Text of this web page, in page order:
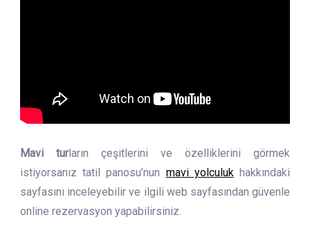
Mavi turların çeşitlerini ve özelliklerini görmek
istiyorsanız tatil panosu’nun mavi yolculukhakkındaki
sayfasını inceleyebilir ve ilgili web sayfasından güvenle
online rezervasyon yapabilirsiniz.